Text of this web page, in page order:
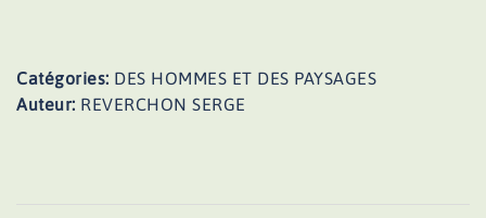
Catégories: DES HOMMES ET DES PAYSAGES
Auteur: REVERCHON SERGE